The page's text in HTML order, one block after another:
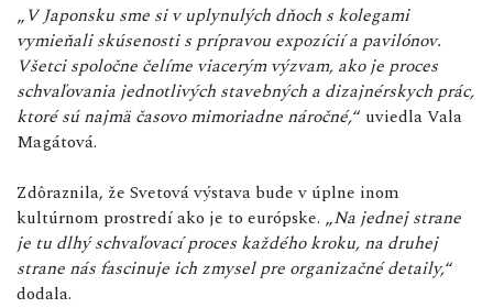
„V Japonsku sme si v uplynulých dňoch s kolegami
vymieňali skúsenosti s prípravou expozícií a pavilónov.
Všetci spoločne čelíme viacerým výzvam, ako je proces
schvaľovania jednotlivých stavebných a dizajnérskych prác,
ktoré sú najmä časovo mimoriadne náročné,“ uviedla Vala
Magátová.
Zdôraznila, že Svetová výstava bude v úplne inom
kultúrnom prostredí ako je to európske. „Na jednej strane
je tu dlhý schvaľovací proces každého kroku, na druhej
strane nás fascinuje ich zmysel pre organizačné detaily,“
dodala.